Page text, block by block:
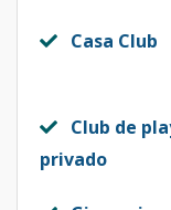
Casa Club
Club de
privado